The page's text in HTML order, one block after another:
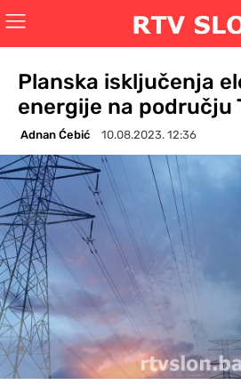
Planska isključenja
energije na području
Adnan Ćebić 10.08.2023. 12:36